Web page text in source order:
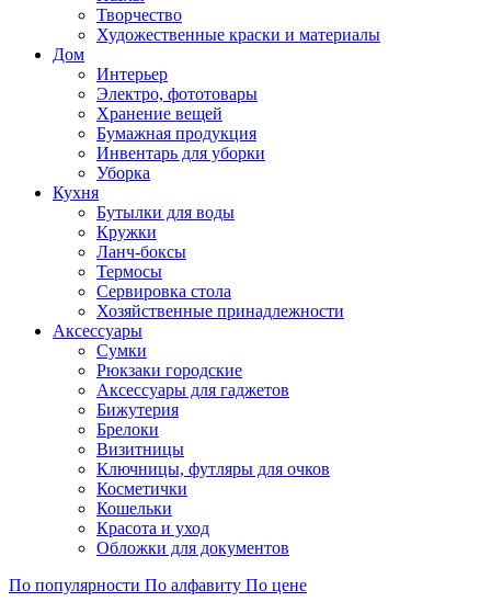
Творчество
Художественные краски и материалы
Дом
Интерьер
Электро, фототовары
Хранение вещей
Бумажная продукция
Инвентарь для уборки
Уборка
Кухня
Бутылки для воды
Кружки
Ланч-боксы
Термосы
Сервировка стола
Хозяйственные принадлежности
Аксессуары
Сумки
Рюкзаки городские
Аксессуары для гаджетов
Бижутерия
Брелоки
Визитницы
Ключницы, футляры для очков
Косметички
Кошельки
Красота и уход
Обложки для документов
По популярности По алфавиту По цене